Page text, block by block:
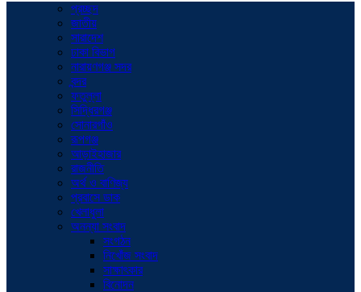
প্রচ্ছদ
জাতীয়
সারাদেশ
ঢাকা বিভাগ
নারায়ণগঞ্জ সদর
বন্দর
ফতুল্লা
সিদ্ধিরগঞ্জ
সোনারগাঁও
রূপগঞ্জ
আড়াইহাজার
রাজনীতি
অর্থ ও বাণিজ্য
প্রবাসে ডাক
খেলাধুলা
অনন্যা সংবাদ
সংগঠন
নিখোঁজ সংবাদ
সাক্ষাৎকার
বিনোদন